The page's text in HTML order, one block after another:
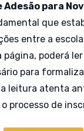
para
que
entre a
poderá
para
leitura atenta
processo de